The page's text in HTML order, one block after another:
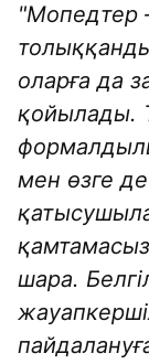
"Мопедтер
оларға да
қойылады.
мен өзге
шара.